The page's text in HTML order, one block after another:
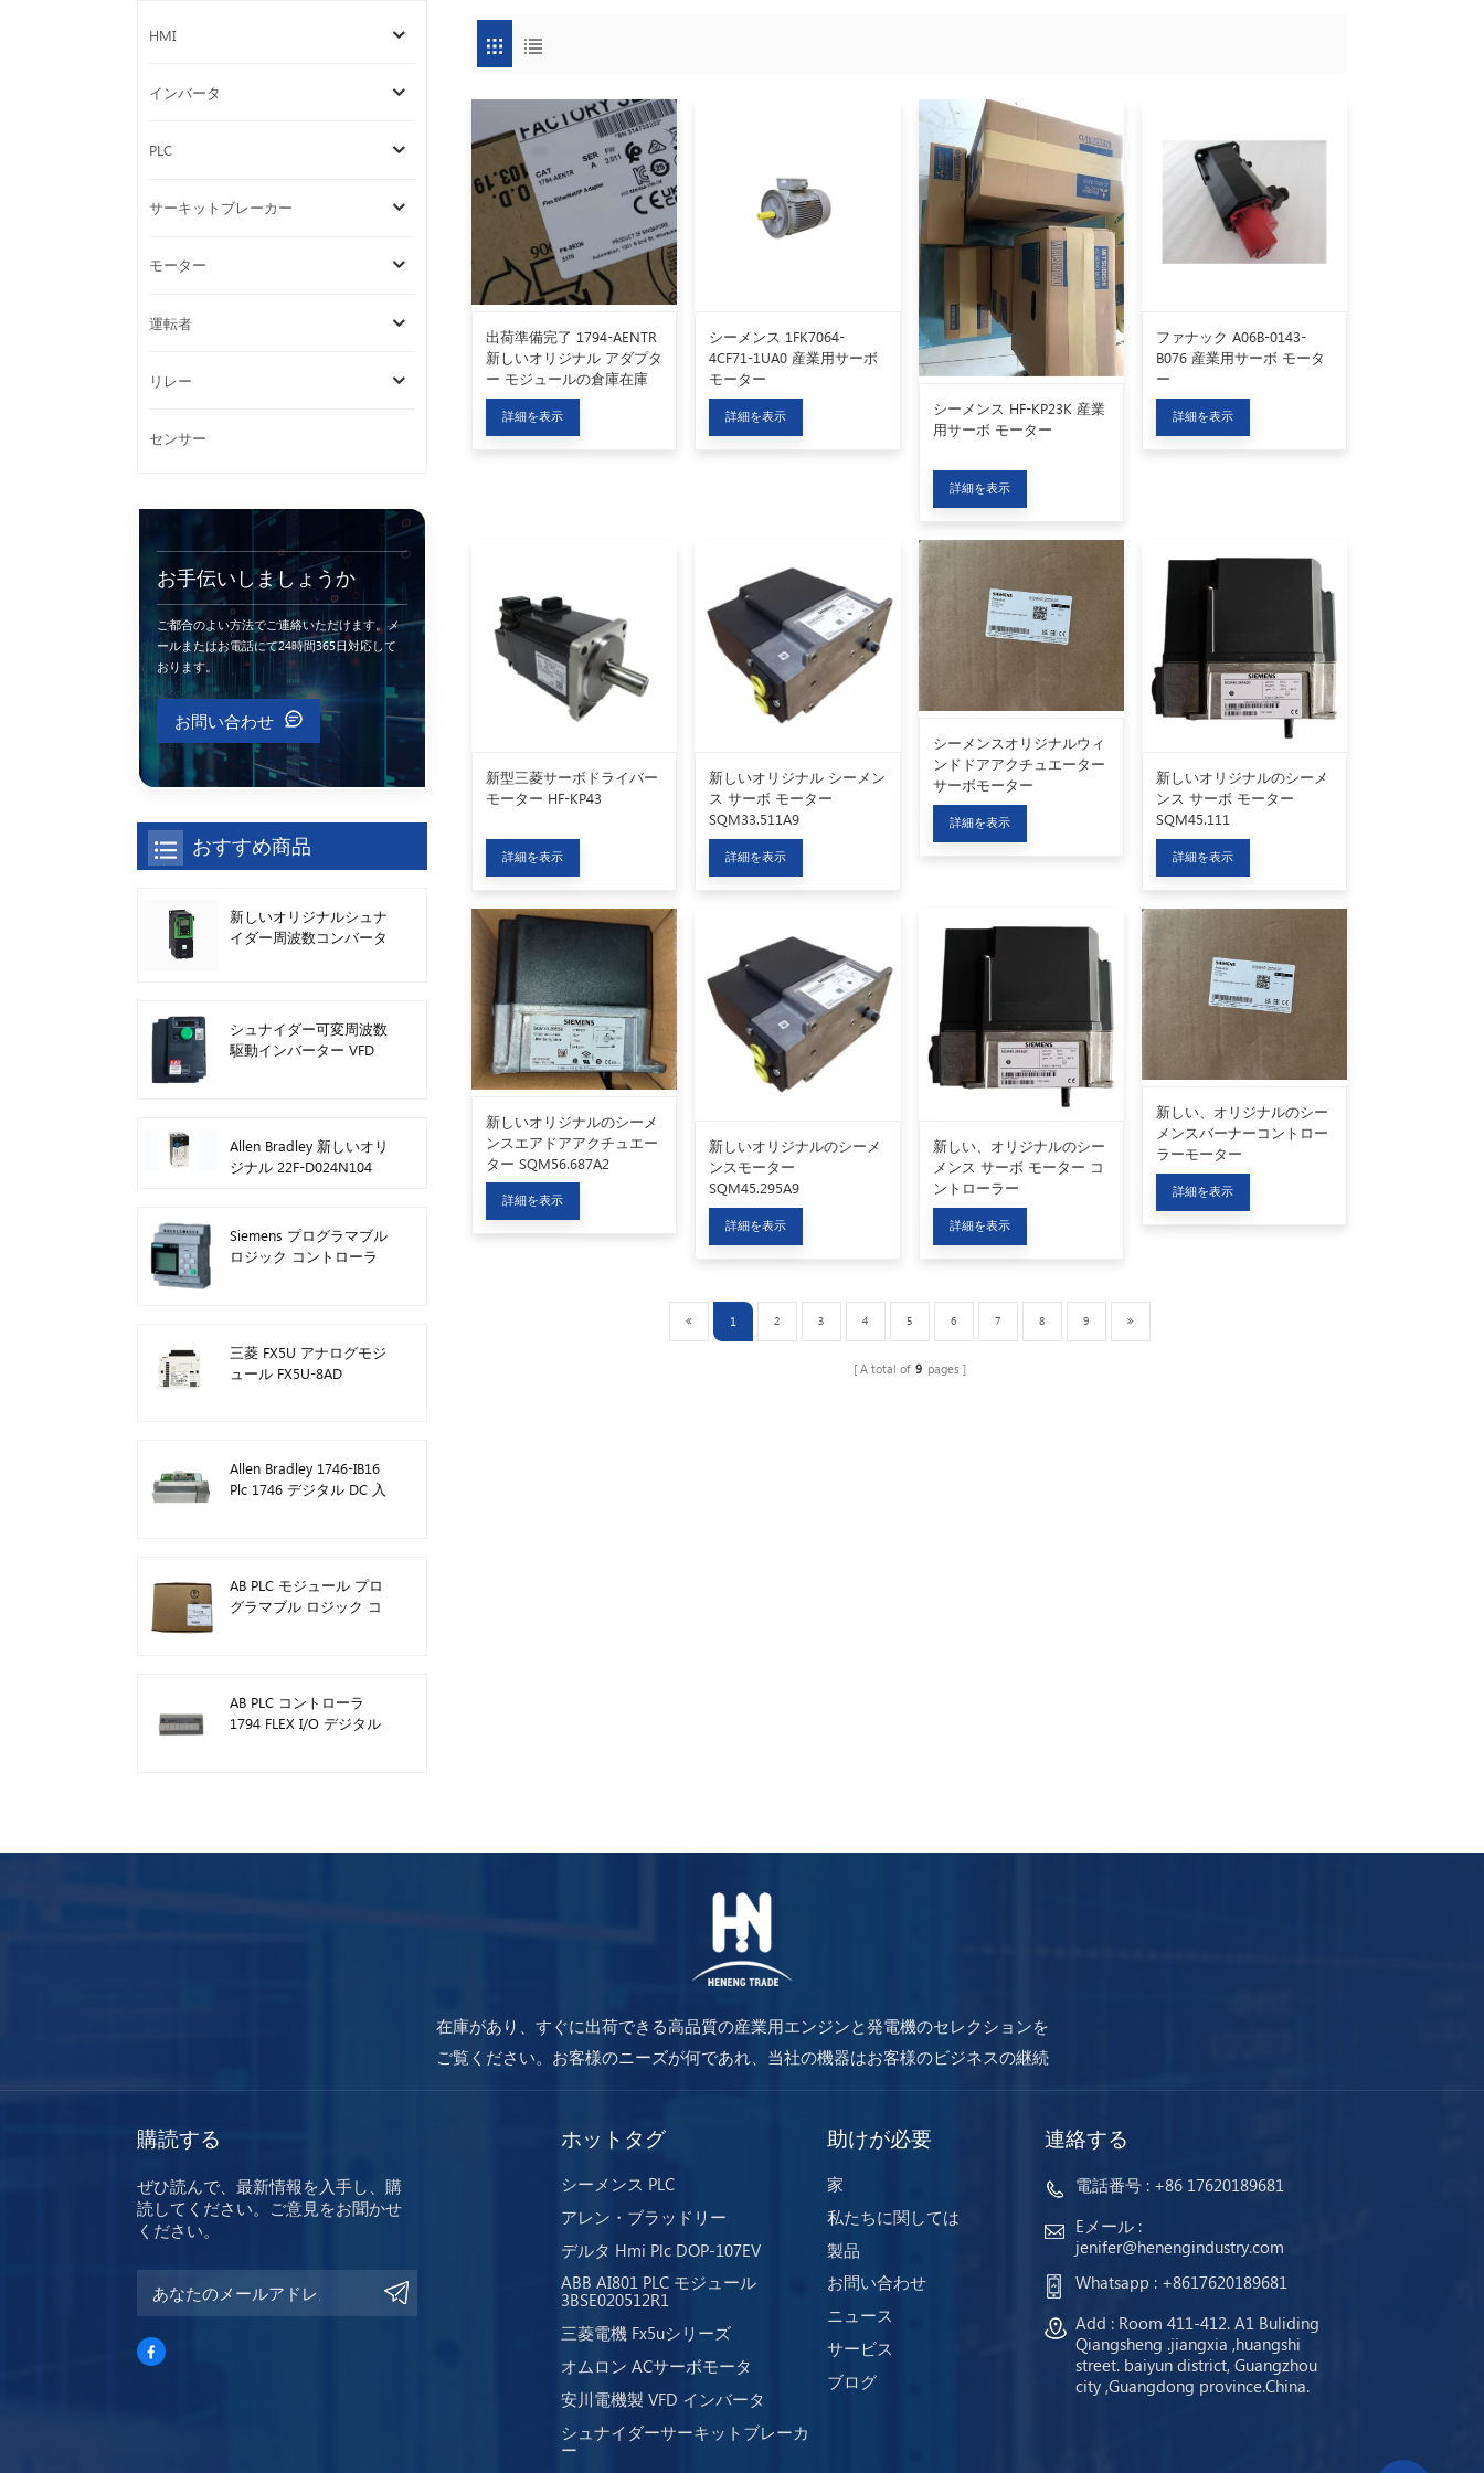
出荷準備完了 1794-AENTR
新しいオリジナル アダプタ
ー モジュールの倉庫在庫
詳細を表示
シーメンス 1FK7064-
4CF71-1UA0 産業用サーボ
モーター
詳細を表示
シーメンス HF-KP23K 産業
用サーボ モーター
詳細を表示
ファナック A06B-0143-
B076 産業用サーボ モータ
ー
詳細を表示
新型三菱サーボドライバー
モーター HF-KP43
詳細を表示
新しいオリジナル シーメン
ス サーボ モーター
SQM33.511A9
詳細を表示
シーメンスオリジナルウィ
ンドドアアクチュエーター
サーボモーター
SQM14.230A2
詳細を表示
新しいオリジナルのシーメ
ンス サーボ モーター
SQM45.111
詳細を表示
新しいオリジナルのシーメ
ンスエアドアアクチュエー
ター SQM56.687A2
詳細を表示
新しいオリジナルのシーメ
ンスモーター
SQM45.295A9
詳細を表示
新しい、オリジナルのシー
メンス サーボ モーター コ
ントローラー
SQM48.497A9
詳細を表示
新しい、オリジナルのシー
メンスバーナーコントロー
ラーモーター
SQM40.265A21
詳細を表示
1 2 3 4 5 6 7 8 9
A total of 9 pages
HMI
インバータ
PLC
サーキットブレーカー
モーター
運転者
リレー
センサー
お手伝いしましょうか
ご都合のよい方法でご連絡いただけます。メ
ールまたはお電話にて24時間365日対応して
おります。
お問い合わせ
おすすめ商品
新しいオリジナルシュナ
イダー周波数コンバータ
シュナイダー可変周波数
駆動インバーター VFD
Allen Bradley 新しいオリ
ジナル 22F-D024N104
Siemens プログラマブル
ロジック コントローラ
三菱 FX5U アナログモジ
ュール FX5U-8AD
Allen Bradley 1746-IB16
Plc 1746 デジタル DC 入
AB PLC モジュール プロ
グラマブル ロジック コ
AB PLC コントローラ
1794 FLEX I/O デジタル
在庫があり、すぐに出荷できる高品質の産業用エンジンと発電機のセレクションを
ご覧ください。お客様のニーズが何であれ、当社の機器はお客様のビジネスの継続
を保証します。
購読する
ぜひ読んで、最新情報を入手し、購
読してください。ご意見をお聞かせ
ください。
ホットタグ
シーメンス PLC
アレン・ブラッドリー
デルタ Hmi Plc DOP-107EV
ABB AI801 PLC モジュール
3BSE020512R1
三菱電機 Fx5uシリーズ
オムロン ACサーボモータ
安川電機製 VFD インバータ
シュナイダーサーキットブレーカ
ー
助けが必要
家
私たちに関しては
製品
お問い合わせ
ニュース
サービス
ブログ
連絡する
電話番号 : +86 17620189681
Eメール :
jenifer@henengindustry.com
Whatsapp : +8617620189681
Add : Room 411-412. A1 Buliding
Qiangsheng .jiangxia ,huangshi
street. baiyun district, Guangzhou
city ,Guangdong province.China.